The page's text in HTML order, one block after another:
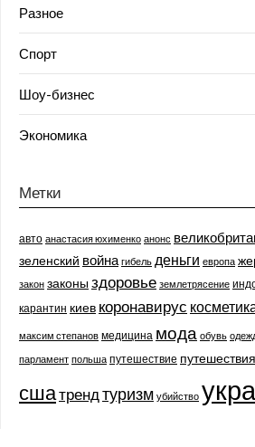
Разное
Спорт
Шоу-бизнес
Экономика
Метки
авто анастасия юхименко анонс
зеленский война гибель деньги европа
закон законыздоровье землетрясение
карантин киев коронавирус
максим степанов медицина мода обувь
парламент польша путешествие путешествия
сшатренд туризм убийство